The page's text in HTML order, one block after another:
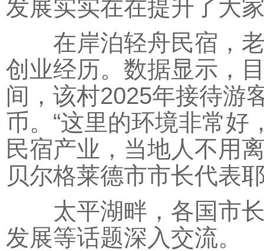
发展实实在在提升了大
在岸泊轻舟民宿，老
创业经历。数据显示，
间，该村2025年接待游
币。“这里的环境非常好
民宿产业，当地人不用
贝尔格莱德市市长代表
太平湖畔，各国市长
发展等话题深入交流。